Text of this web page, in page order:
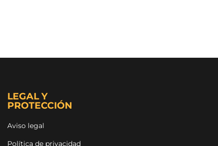
LEGAL Y
PROTECCIÓN
Aviso legal
Política de privacidad